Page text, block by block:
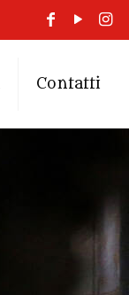
Contatti